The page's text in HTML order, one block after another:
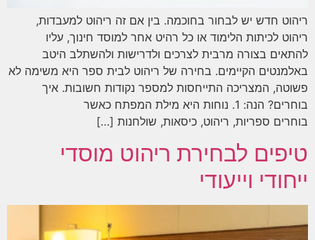
ריהוט חדש יש לבחור בחוכמה. בין אם זה ריהוט למעבדות,
ריהוט לכיתות הלימוד או כל רהיט אחר למוסד חינוך, עליו
להתאים בצורה מרבית לצרכים ולדרישות ולהשתלב היטב
באלמנטים הקיימים. בחירה של ריהוט לבית ספר היא משימה לא
פשוטה, המצריכה התייחסות למספר נקודות חשובות. איך
בוחרים? הנה: 1. נוחות היא מילת המפתח כאשר
בוחרים ספריות, ריהוט, כיסאות, שולחנות […]
טיפים לבחירת ריהוט מוסדי
ייחודי וייעודי